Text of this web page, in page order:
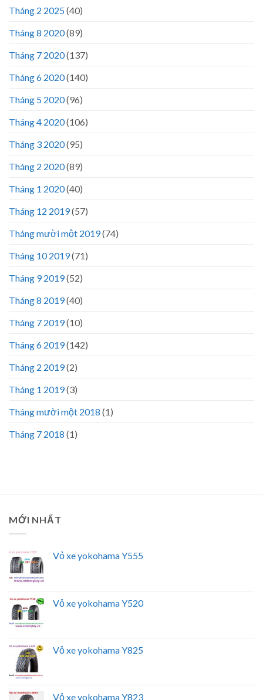
Tháng 2 2025(40)
Tháng 8 2020(89)
Tháng 7 2020(137)
Tháng 6 2020(140)
Tháng 5 2020(96)
Tháng 4 2020(106)
Tháng 3 2020(95)
Tháng 2 2020(89)
Tháng 1 2020(40)
Tháng 12 2019(57)
Tháng mười một 2019(74)
Tháng 10 2019(71)
Tháng 9 2019(52)
Tháng 8 2019(40)
Tháng 7 2019(10)
Tháng 6 2019(142)
Tháng 2 2019(2)
Tháng 1 2019(3)
Tháng mười một 2018 (1)
Tháng 7 2018 (1)
MỚI NHẤT
Vỏ xe yokohama Y555
Vỏ xe yokohama Y520
Vỏ xe yokohama Y825
Vỏ xe yokohama Y823